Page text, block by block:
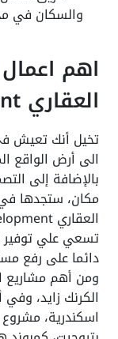
والسكان في
اهم
العقاري Al Karnak development
تخيل أنك تعيش
الى أرض الواقع
بالإضافة إلى
مكان، ستجدها
تسعي علي توفير
دائما على رفع
ومن أهم مشاريع
الكرنك زايد،
اسكندرية، مشروع